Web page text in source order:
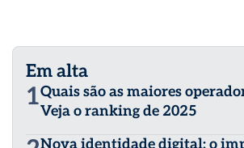
Em alta
1Quais são as maiores
Veja o ranking de 2025
Nova identidade digital: o